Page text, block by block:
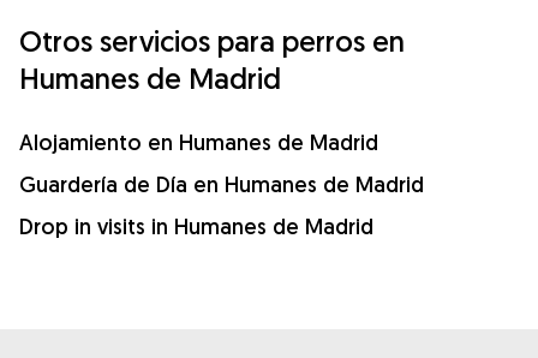
Otros servicios para perros en
Humanes de Madrid
Alojamiento en Humanes de Madrid
Guardería de Día en Humanes de Madrid
Drop in visits in Humanes de Madrid